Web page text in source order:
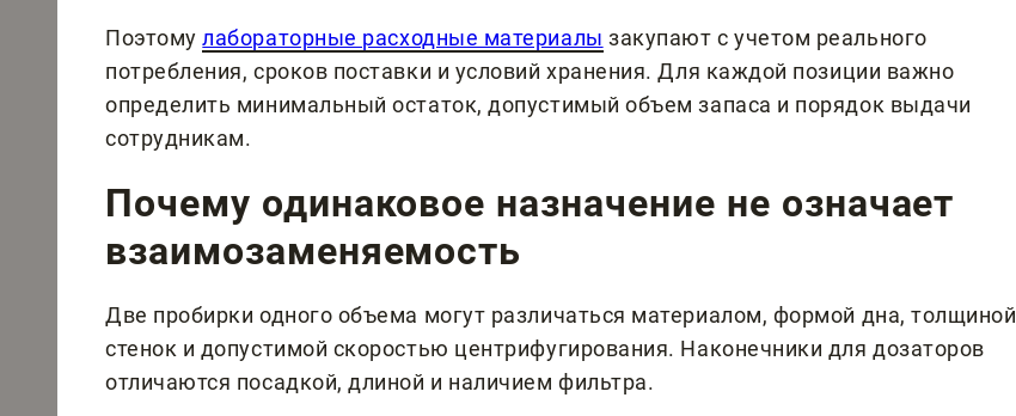
Поэтомулабораторные расходные материалы закупают с учетом реального
потребления, сроков поставки и условий хранения. Для каждой позиции важно
определить минимальный остаток, допустимый объем запаса и порядок выдачи
сотрудникам.
Почему одинаковое назначение не означает
взаимозаменяемость
Две пробирки одного объема могут различаться материалом, формой дна, толщиной
стенок и допустимой скоростью центрифугирования. Наконечники для дозаторов
отличаются посадкой, длиной и наличием фильтра.